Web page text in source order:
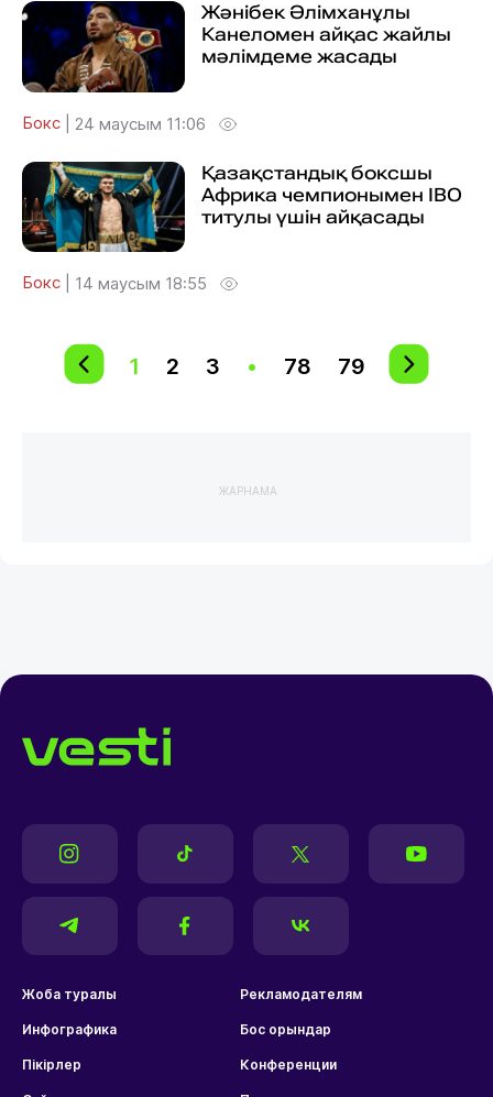
Жәнібек Әлімханұлы
Канеломен айқас жайлы
мәлімдеме жасады
Бокс 24 маусым 11:06
Қазақстандық боксшы
Африка чемпионымен IBO
титулы үшін айқасады
Бокс 14 маусым 18:55
1 2 3 • 78 79
ЖАРНАМА
Жоба туралы Рекламодателям
Инфографика Бос орындар
Пікірлер Конференции